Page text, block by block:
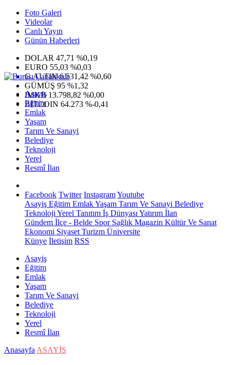
Foto Galeri
Videolar
Canlı Yayın
Günün Haberleri
DOLAR 47,71 %0,19
EURO 55,03 %0,03
G.ALTIN6.531,42 %0,60
GÜMÜŞ 95 %1,32
IMKB 13.798,82 %0,00
BITCOIN 64.273 %-0,41
Asayiş
Eğitim
Emlak
Yaşam
Tarım Ve Sanayi
Belediye
Teknoloji
Yerel
Resmî İlan
Facebook Twitter InstagramYoutube
Asayiş Eğitim EmlakYaşam Tarım Ve Sanayi Belediye
Teknoloji Yerel Tanıtım İş Dünyası Yatırım İlan
Gündem İlçe - Belde SporSağlık Magazin Kültür Ve Sanat
Ekonomi Siyaset Turizm Üniversite
Künye İletişim RSS
Asayiş
Eğitim
Emlak
Yaşam
Tarım Ve Sanayi
Belediye
Teknoloji
Yerel
Resmî İlan
Anasayfa ASAYİŞ